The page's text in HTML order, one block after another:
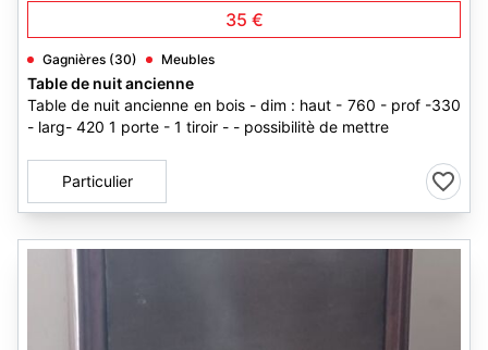
35 €
Gagnières (30) Meubles
Table de nuit ancienne
Table de nuit ancienne en bois - dim : haut - 760 - prof -330
- larg- 420 1 porte - 1 tiroir - - possibilitè de mettre
Particulier